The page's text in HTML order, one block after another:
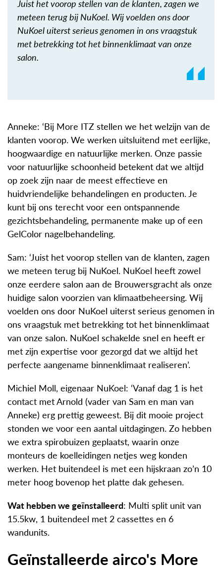
Juist het voorop stellen van de klanten, zagen we
meteen terug bij NuKoel. Wij voelden ons door
NuKoel uiterst serieus genomen in ons vraagstuk
met betrekking tot het binnenklimaat van onze
salon.
Anneke: ‘Bij More ITZ stellen we het welzijn van de
klanten voorop. We werken uitsluitend met eerlijke,
hoogwaardige en natuurlijke merken. Onze passie
voor natuurlijke schoonheid betekent dat we altijd
op zoek zijn naar de meest effectieve en
huidvriendelijke behandelingen en producten. Je
kunt bij ons terecht voor een ontspannende
gezichtsbehandeling, permanente make up of een
GelColor nagelbehandeling.
Sam: ‘Juist het voorop stellen van de klanten, zagen
we meteen terug bij NuKoel. NuKoel heeft zowel
onze eerdere salon aan de Brouwersgracht als onze
huidige salon voorzien van klimaatbeheersing. Wij
voelden ons door NuKoel uiterst serieus genomen in
ons vraagstuk met betrekking tot het binnenklimaat
van onze salon. NuKoel schakelde snel en heeft er
met zijn expertise voor gezorgd dat we altijd het
perfecte aangename binnenklimaat realiseren’.
Michiel Moll, eigenaar NuKoel: ‘Vanaf dag 1 is het
contact met Arnold (vader van Sam en man van
Anneke) erg prettig geweest. Bij dit mooie project
stonden we voor een aantal uitdagingen. Zo hebben
we extra spirobuizen geplaatst, waarin onze
monteurs de koelleidingen netjes weg konden
werken. Het buitendeel is met een hijskraan zo’n 10
meter hoog bovenop het platte dak gehesen.
Wat hebben we geïnstalleerd: Multi split unit van
15.5kw, 1 buitendeel met 2 cassettes en 6
wandunits.
Geïnstalleerde airco's More